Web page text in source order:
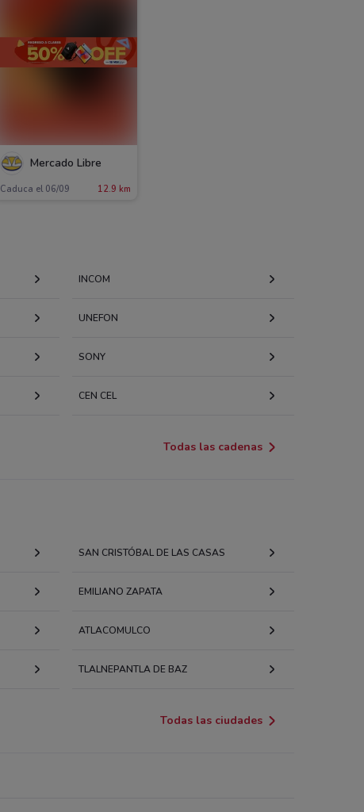
Mercado Libre
Caduca el 06/09 12.9 km
INCOM
UNEFON
SONY
CEN CEL
Todas las cadenas
SAN CRISTÓBAL DE LAS CASAS
EMILIANO ZAPATA
ATLACOMULCO
TLALNEPANTLA DE BAZ
Todas las ciudades